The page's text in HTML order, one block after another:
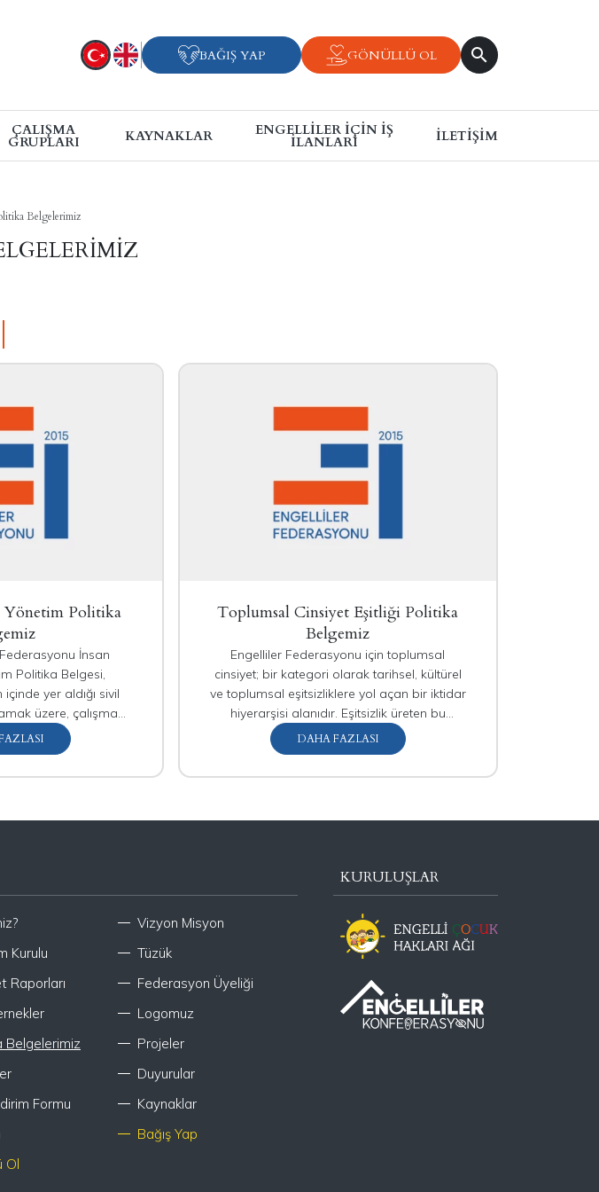
BAĞIŞ YAP GÖNÜLLÜ OL
ÇALIŞMA
GRUPLARI KAYNAKLAR ENGELLILER İÇIN İŞ
İLANLARI İLETIŞIM
Belgelerimiz
Yönetim Politika
İnsan
Politika Belgesi,
yer aldığı sivil
üzere, çalışma
tavrının açıkça
Politika
Toplumsal Cinsiyet Eşitliği Politika
Belgemiz
Engelliler Federasyonu için toplumsal
cinsiyet; bir kategori olarak tarihsel, kültürel
ve toplumsal eşitsizliklere yol açan bir iktidar
hiyerarşisi alanıdır. Eşitsizlik üreten bu
toplumsal yapının tüm insanların eşitliğine
evrilmesi için bütünlüklü bir iktidar eleştirisi ve
DAHA FAZLASI
Vizyon Misyon
Kurulu
Tüzük
Raporları
Federasyon Üyeliği
Logomuz
Belgelerimiz
Projeler
Duyurular
Formu
Kaynaklar
Bağış Yap
Ol
KURULUŞLAR